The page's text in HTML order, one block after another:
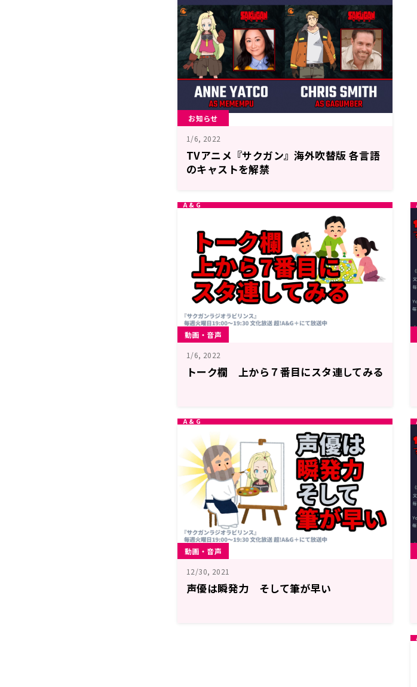
お知らせ
1/6, 2022
TVアニメ『サクガン』海外吹替版 各言語
のキャストを解禁
動画・音声
1/6, 2022
トーク欄 上から７番目にスタ連してみる
動画・音声
12/30, 2021
声優は瞬発力 そして筆が早い